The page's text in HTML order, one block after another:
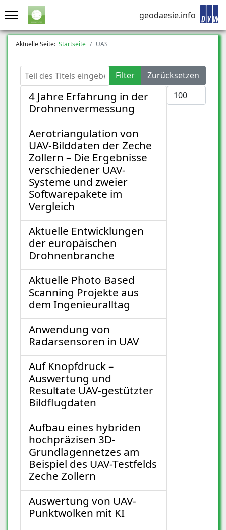
geodaesie.info
Aktuelle Seite: Startseite UAS
Teil des Titels eingeben Filter
Zurücksetzen
Anzeige #
4 Jahre Erfahrung in der
Drohnenvermessung
Aerotriangulation von
UAV-Bilddaten der Zeche
Zollern – Die Ergebnisse
verschiedener UAV-
Systeme und zweier
Softwarepakete im
Vergleich
Aktuelle Entwicklungen
der europäischen
Drohnenbranche
Aktuelle Photo Based
Scanning Projekte aus
dem Ingenieuralltag
Anwendung von
Radarsensoren in UAV
Auf Knopfdruck –
Auswertung und
Resultate UAV-gestützter
Bildflugdaten
Aufbau eines hybriden
hochpräzisen 3D-
Grundlagennetzes am
Beispiel des UAV-Testfelds
Zeche Zollern
Auswertung von UAV-
Punktwolken mit KI